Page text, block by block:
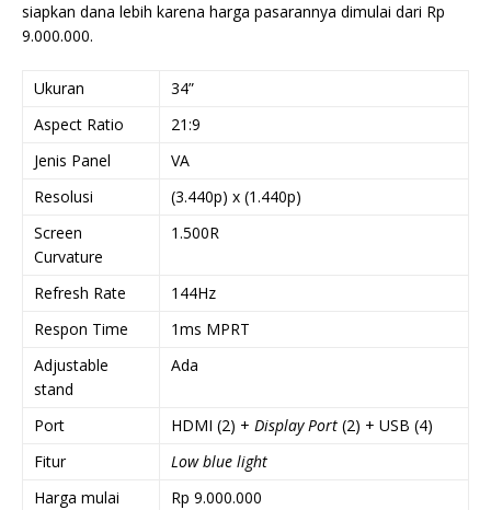
siapkan dana lebih karena harga pasarannya dimulai dari Rp
9.000.000.
Ukuran
34”
Aspect Ratio
21:9
Jenis Panel
VA
Resolusi
(3.440p) x (1.440p)
Screen
Curvature
1.500R
Refresh Rate
144Hz
Respon Time
1ms MPRT
Adjustable
stand
Ada
Port HDMI (2) + Display Port (2) + USB (4)
Fitur
Low blue light
Harga mulai
Rp 9.000.000